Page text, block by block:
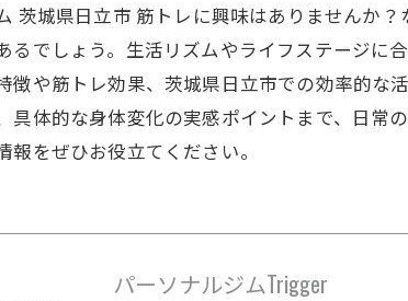
茨城県日立市 筋トレに興味はありませんか
るでしょう。生活リズムやライフステージに
徴や筋トレ効果、茨城県日立市での効率的な
具体的な身体変化の実感ポイントまで、日常
報をぜひお役立てください。
パーソナルジムTrigger